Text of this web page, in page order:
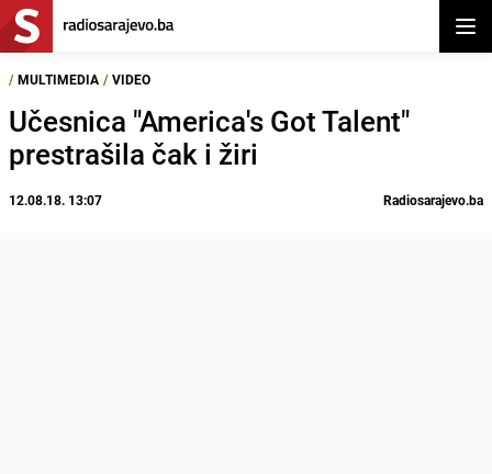
/ MULTIMEDIA / VIDEO
Učesnica "America's Got Talent"
prestrašila čak i žiri
12.08.18. 13:07 Radiosarajevo.ba